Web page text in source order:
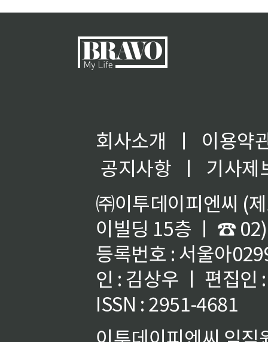
회사소개 ㅣ
이용약
공지사항
ㅣ
기사제
㈜이투데이피엔씨 (
이빌딩 15층 ㅣ ☎
등록번호 : 서울아
인 : 김상우 ㅣ 편집인
ISSN : 2951-4681